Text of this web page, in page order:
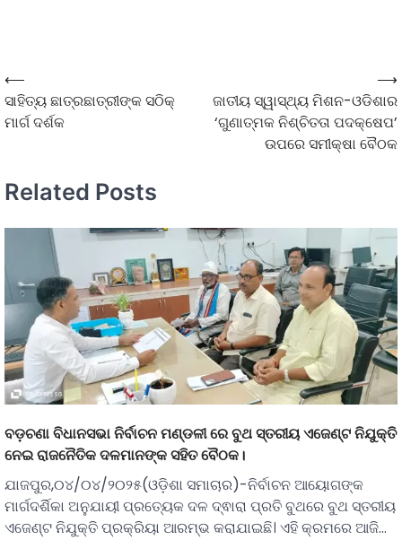
⟵
ସାହିତ୍ୟ ଛାତ୍ରଛାତ୍ରୀଙ୍କ ସଠିକ୍
ମାର୍ଗ ଦର୍ଶକ
ଜାତୀୟ ସ୍ୱାସ୍ଥ୍ୟ ମିଶନ-ଓଡିଶାର
‘ଗୁଣାତ୍ମକ ନିଶ୍ଚିତତା ପଦକ୍ଷେପ’
ଉପରେ ସମୀକ୍ଷା ବୈଠକ
⟶
Related Posts
ବଡ଼ଚଣା ବିଧାନସଭା ନିର୍ବାଚନ ମଣ୍ଡଳୀ ରେ ବୁଥ ସ୍ତରୀୟ ଏଜେଣ୍ଟ ନିଯୁକ୍ତି
ନେଇ ରାଜନୈତିକ ଦଳମାନଙ୍କ ସହିତ ବୈଠକ।
ଯାଜପୁର,୦୪/୦୪/୨୦୨୫(ଓଡ଼ିଶା ସମାଚାର)-ନିର୍ବାଚନ ଆୟୋଗଙ୍କ
ମାର୍ଗଦର୍ଶିକା ଅନୁଯାୟୀ ପ୍ରତ୍ୟେକ ଦଳ ଦ୍ଵାରା ପ୍ରତି ବୁଥରେ ବୁଥ ସ୍ତରୀୟ
ଏଜେଣ୍ଟ ନିଯୁକ୍ତି ପ୍ରକ୍ରିୟା ଆରମ୍ଭ କରାଯାଇଛି। ଏହି କ୍ରମରେ ଆଜି…